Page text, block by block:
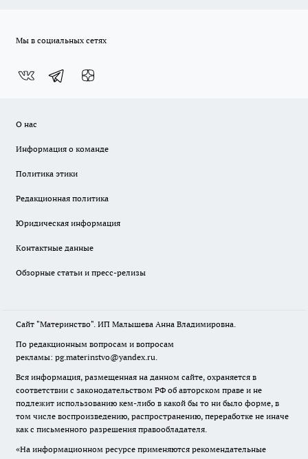
Мы в социальных сетях
О нас
Информация о команде
Политика этики
Редакционная политика
Юридическая информация
Контактные данные
Обзорные статьи и пресс-релизы
Сайт "Материнство". ИП Малышева Анна Владимировна.
По редакционным вопросам и вопросам
рекламы: pg.materinstvo@yandex.ru.
Вся информация, размещенная на данном сайте, охраняется в
соответствии с законодательством РФ об авторском праве и не
подлежит использованию кем-либо в какой бы то ни было форме, в
том числе воспроизведению, распространению, переработке не иначе
как с письменного разрешения правообладателя.
«На информационном ресурсе применяются рекомендательные